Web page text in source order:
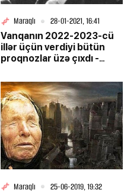
Maraqlı
28-01-2021, 16:41
Vanqanın 2022-2023-cü
illər üçün verdiyi bütün
proqnozlar üzə çıxdı -
Maraqlı
25-06-2019, 19:32